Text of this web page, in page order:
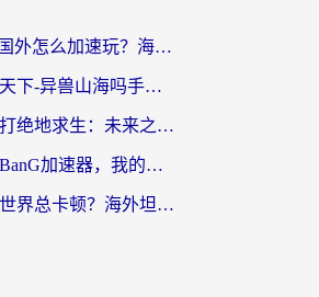
Sky光·遇在国外怎么加速玩？海外党亲测有效的国服游戏加速指南
在欧洲能玩天下-异兽山海吗手游？海外玩家的加速器生存指南
在欧洲怎么打绝地求生：未来之役不卡？留学生亲测的加速器避坑指南
人在美国玩BanG加速器，我的延迟终于绿了
海外玩坦克世界总卡顿？海外坦克世界加速器有哪些？实测好用的选择在这里